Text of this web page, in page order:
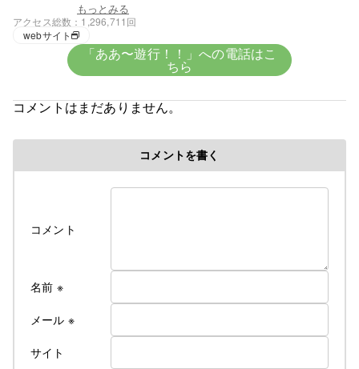
★血液★
興味がないがＯ型みたい
★趣味★
修行時代＞高校を卒業後千葉県の大友美容室で１０
て修業
リサーチしてお店をするべきだった・・。と後悔の
もっとみる
アクセス総数
1,296,711回
webサイト
「ああ〜遊行！！」への電話はこ
ちら
コメントはまだありません。
コメントを書く
コメント
名前 ※
メール ※
サイト